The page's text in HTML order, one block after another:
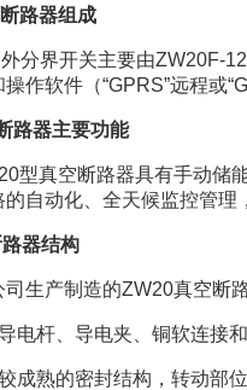
路器组成
分界开关主要由ZW20F-12
作软件（“GPRS”远程或“
路器主要功能
型真空断路器具有手动储
自动化、全天候监控管
器结构
生产制造的ZW20真空断
电杆、导电夹、铜软连接
成熟的密封结构，转动部